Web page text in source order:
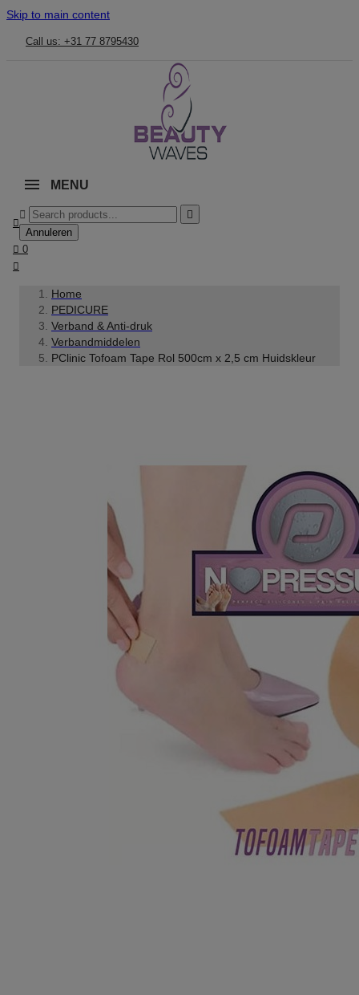
Skip to main content
Call us: +31 77 8795430
MENU



Annuleren
 0

Home
PEDICURE
Verband & Anti-druk
Verbandmiddelen
PClinic Tofoam Tape Rol 500cm x 2,5 cm Huidskleur